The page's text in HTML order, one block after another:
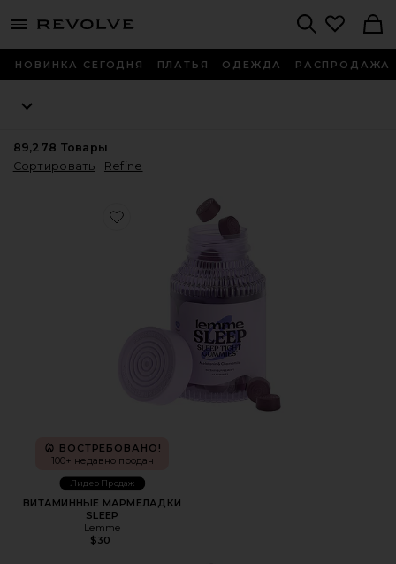
menu - shows more content
НОВИНКА СЕГОДНЯ ПЛАТЬЯ ОДЕЖДА РАСПРОДАЖА
89,278 Товары
Сортировать
Refine
Favorite ВИТАМИННЫЕ МАРМЕЛАДКИ SLEEP
ВОСТРЕБОВАНО!
100+ недавно продан
Лидер Продаж
ВИТАМИННЫЕ МАРМЕЛАДКИ
SLEEP
Lemme
$30